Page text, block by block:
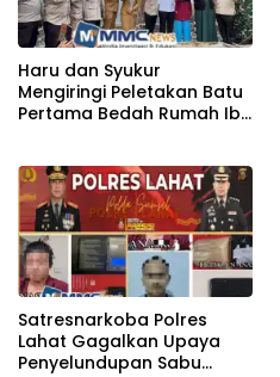
Haru dan Syukur
Mengiringi Peletakan Batu
Pertama Bedah Rumah Ibu
Satresnarkoba Polres
Lahat Gagalkan Upaya
Penyelundupan Sabu